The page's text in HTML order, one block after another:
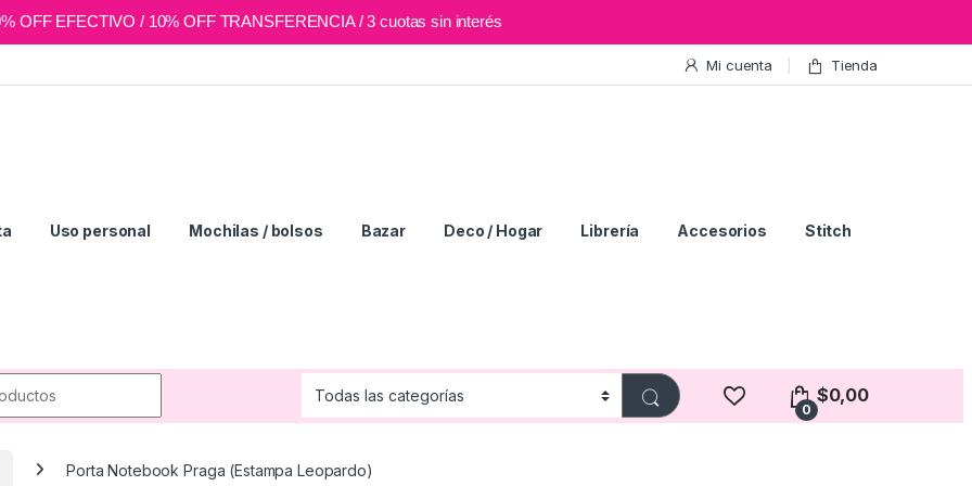
OFF EFECTIVO / 10% OFF TRANSFERENCIA / 3 cuotas sin interés
Mi cuenta Tienda
Uso personal Mochilas / bolsos Bazar Deco / Hogar Librería Accesorios Stitch
0
$0,00
Porta Notebook Praga (Estampa Leopardo)